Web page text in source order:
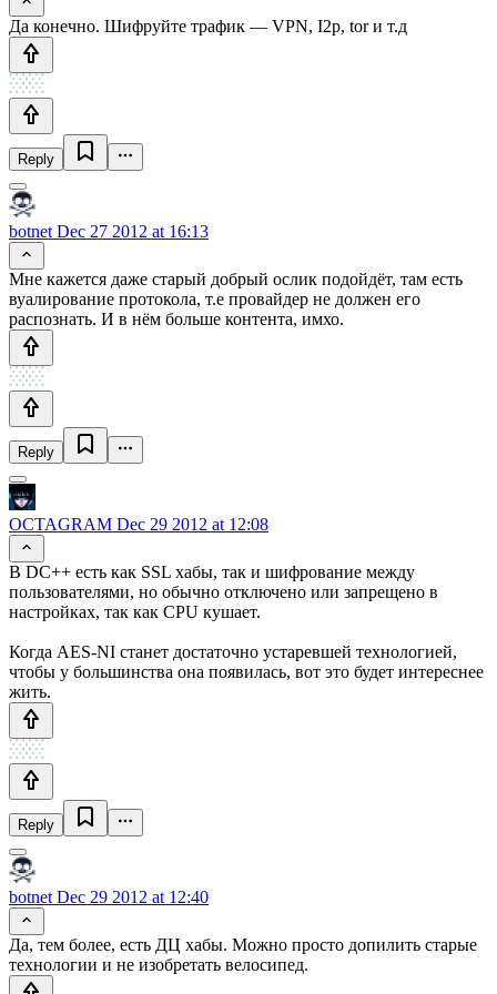
Да конечно. Шифруйте трафик — VPN, I2p, tor и т.д
Reply
botnet Dec 27 2012 at 16:13
Мне кажется даже старый добрый ослик подойдёт, там есть
вуалирование протокола, т.е провайдер не должен его
распознать. И в нём больше контента, имхо.
Reply
OCTAGRAM Dec 29 2012 at 12:08
В DC++ есть как SSL хабы, так и шифрование между
пользователями, но обычно отключено или запрещено в
настройках, так как CPU кушает.
Когда AES-NI станет достаточно устаревшей технологией,
чтобы у большинства она появилась, вот это будет интереснее
жить.
Reply
botnet Dec 29 2012 at 12:40
Да, тем более, есть ДЦ хабы. Можно просто допилить старые
технологии и не изобретать велосипед.